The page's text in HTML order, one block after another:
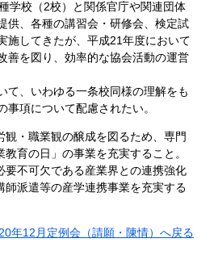
学校（2校）と関係官庁や関連団体
供、各種の講習会・研修会、検定試
施してきたが、平成21年度において
善を図り、効率的な協会活動の運営
、いわゆる一条校同様の理解をも
事項について配慮されたい。
観・職業観の醸成を図るため、専門
育の日」の事業を充実すること。
要不可欠である産業界との連携強化
師派遣等の産学連携事業を充実する
年12月定例会（請願・陳情）へ戻る